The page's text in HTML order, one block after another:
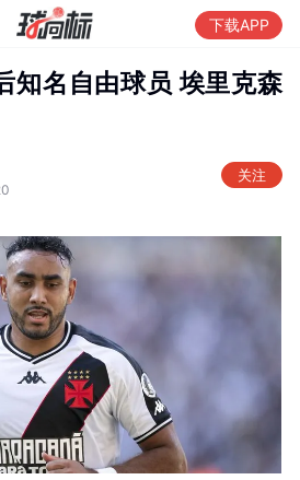
下载APP
知名自由球员 埃里克森
关注